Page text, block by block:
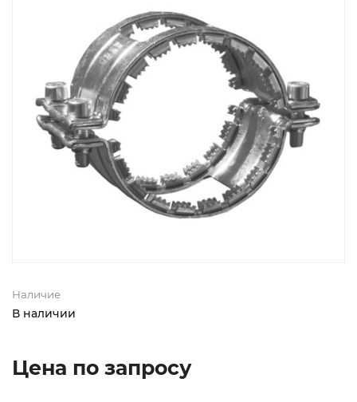
Наличие
В наличии
Цена по запросу